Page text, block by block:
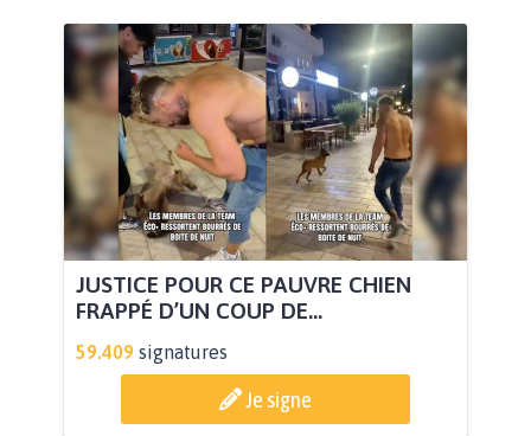
JUSTICE POUR CE PAUVRE CHIEN
FRAPPÉ D’UN COUP DE...
59.409 signatures
Je signe